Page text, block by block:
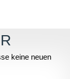
keine neuen